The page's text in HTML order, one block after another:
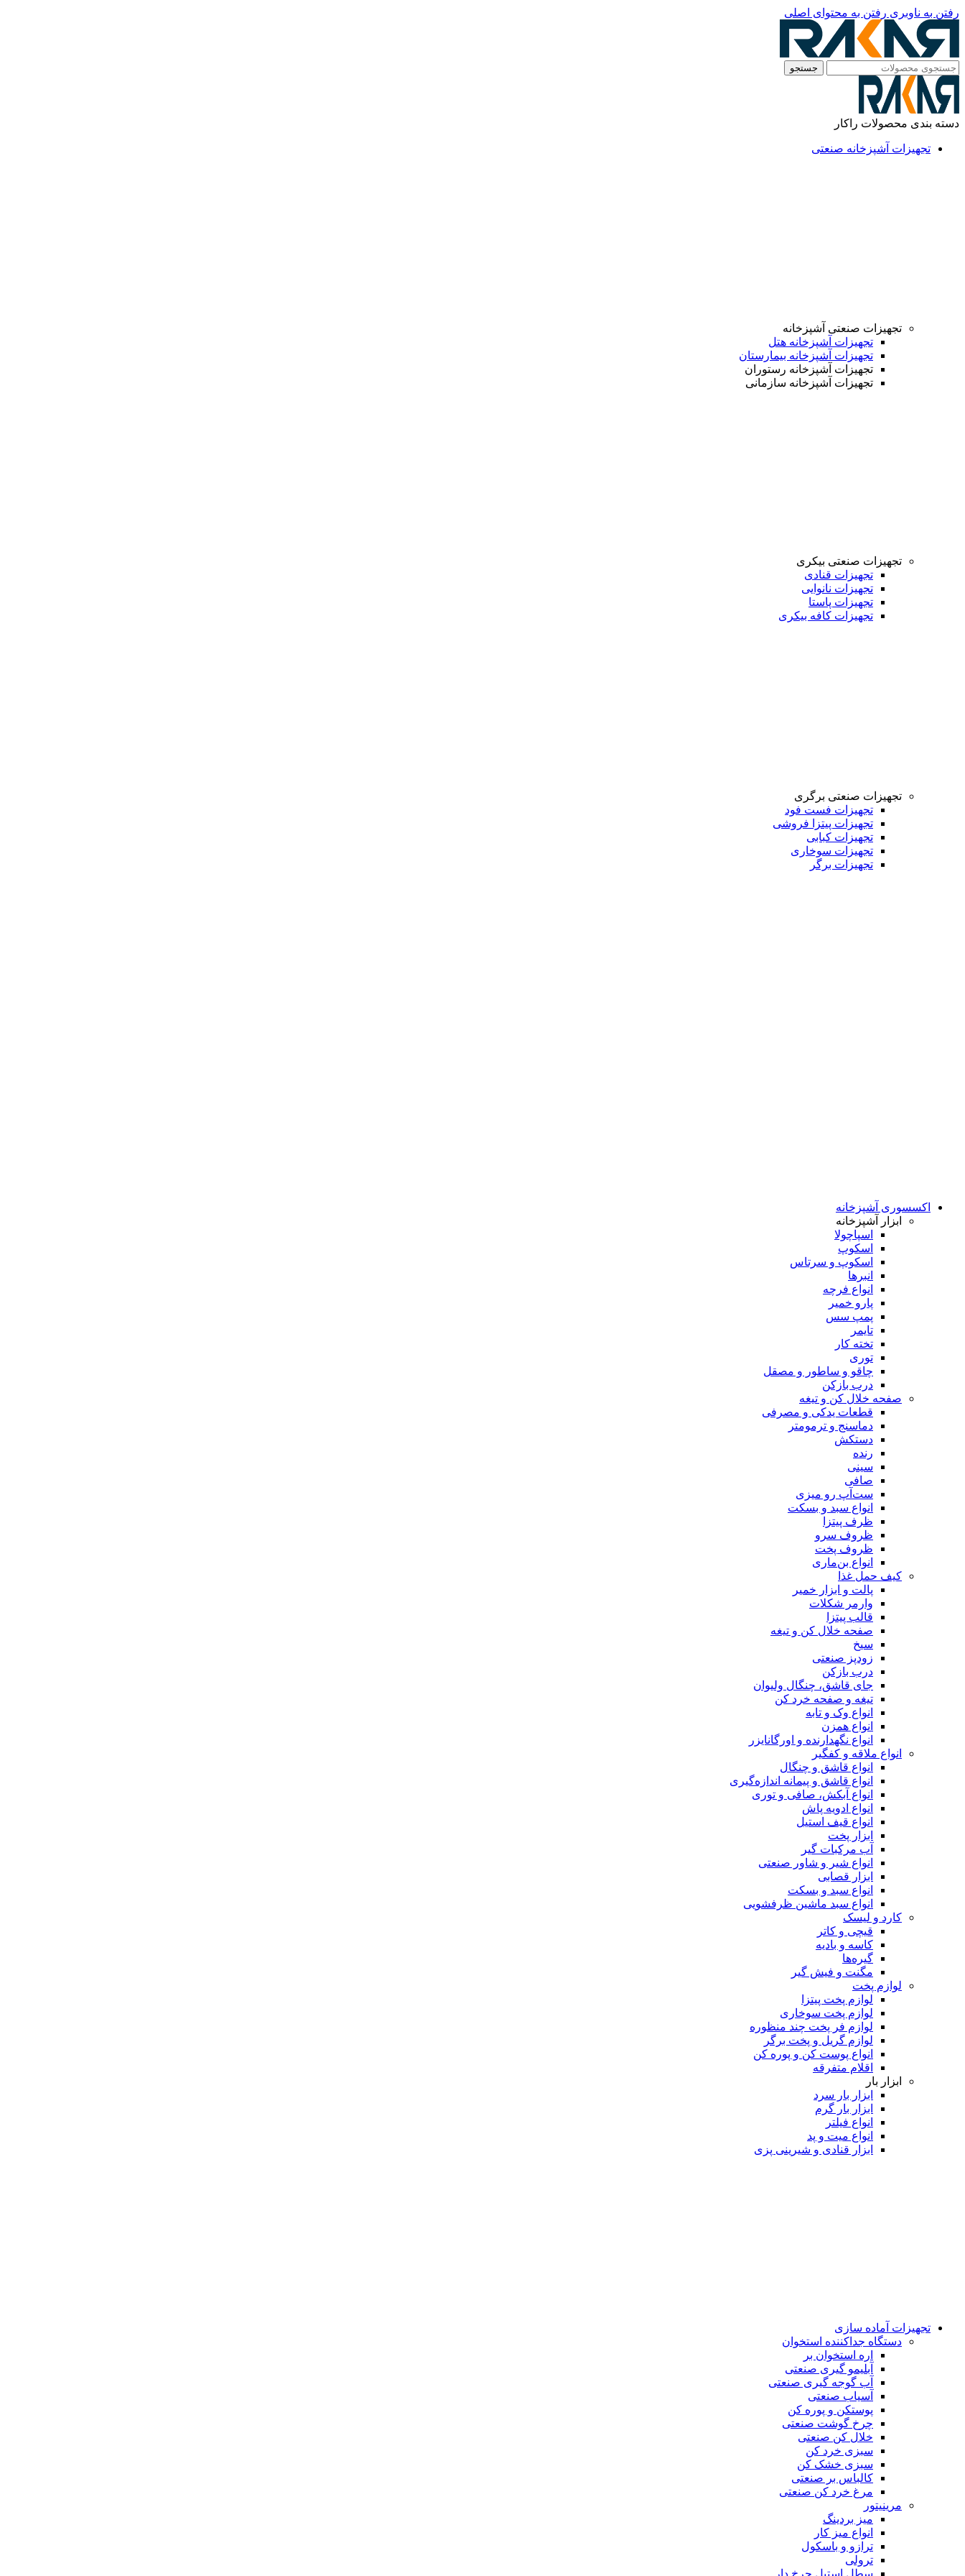
رفتن به ناوبری رفتن به محتوای اصلی
جستجو
دسته بندی محصولات راکار
تجهیزات آشپزخانه صنعتی
تجهیزات صنعتی آشپزخانه
تجهیزات آشپزخانه هتل
تجهیزات آشپزخانه بیمارستان
تجهیزات آشپزخانه رستوران
تجهیزات آشپزخانه سازمانی
تجهیزات صنعتی بیکری
تجهیزات قنادی
تجهیزات نانوایی
تجهیزات پاستا
تجهیزات کافه بیکری
تجهیزات صنعتی برگری
تجهیزات فست فود
تجهیزات پیتزا فروشی
تجهیزات کبابی
تجهیزات سوخاری
تجهیزات برگر
اکسسوری آشپزخانه
ابزار آشپزخانه
اسپاچولا
اسکوپ
اسکوپ و سرتاس
انبرها
انواع فرچه
پارو خمیر
پمپ سس
تایمر
تخته کار
توری
چاقو و ساطور و مصقل
درب بازکن
صفحه خلال کن و تیغه
قطعات یدکی و مصرفی
دماسنج و ترمومتر
دستکش
رنده
سینی
صافی
ست‌آپ رو میزی
انواع سبد و بسکت
ظرف پیتزا
ظروف سرو
ظروف پخت
انواع بن‌ماری
کیف حمل غذا
پالت و ابزار خمیر
وارمر شکلات
قالب پیتزا
صفحه خلال کن و تیغه
سیخ
زودپز صنعتی
درب بازکن
جای قاشق، چنگال ولیوان
تیغه و صفحه خرد کن
انواع وک و تابه
انواع همزن
انواع نگهدارنده و اورگانایزر
انواع ملاقه و کفگیر
انواع قاشق و چنگال
انواع قاشق و پیمانه اندازه‌گیری
انواع آبکش، صافی و توری
انواع ادویه پاش
انواع قیف استیل
ابزار پخت
آب مرکبات گیر
انواع شیر و شاور صنعتی
ابزار قصابی
انواع سبد و بسکت
انواع سبد ماشین ظرفشویی
کارد و لیسک
قیچی و کاتر
کاسه و بادیه
گیره‌ها
مگنت و فیش گیر
لوازم پخت
لوازم پخت پیتزا
لوازم پخت سوخاری
لوازم فر پخت چند منظوره
لوازم گریل و پخت برگر
انواع پوست کن و پوره کن
اقلام متفرقه
ابزار بار
ابزار بار سرد
ابزار بار گرم
انواع فیلتر
انواع میت و پد
ابزار قنادی و شیرینی پزی
تجهیزات آماده سازی
دستگاه جداکننده استخوان
اره استخوان بر
آبلیمو گیری صنعتی
آب گوجه گیری صنعتی
آسیاب صنعتی
پوستکن و پوره کن
چرخ گوشت صنعتی
خلال کن صنعتی
سبزی خرد کن
سبزی خشک کن
کالباس بر صنعتی
مرغ خرد کن صنعتی
مرینیتور
میز بردینگ
انواع میز کار
ترازو و باسکول
ترولی
سطل استیل چرخ دار